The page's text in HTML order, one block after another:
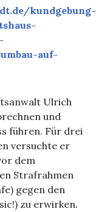
kundgebung-
auf-
Ulrich
und
führen. Für drei
versuchte er
dem
Strafrahmen
gegen den
zu erwirken.